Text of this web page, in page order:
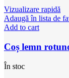
Vizualizare rapidă
Adaugă în lista de
Add to cart
Coș lemn
În stoc